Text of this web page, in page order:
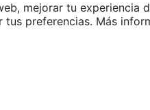
mejorar tu experiencia
preferencias. Más